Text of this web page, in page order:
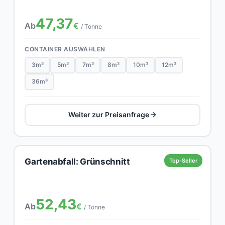
Ab47,37€ / Tonne
CONTAINER AUSWÄHLEN
3m³ 5m³ 7m³ 8m³ 10m³ 12m³
36m³
Weiter zur Preisanfrage
Top-Seller
Gartenabfall: Grünschnitt
Ab52,43€ / Tonne